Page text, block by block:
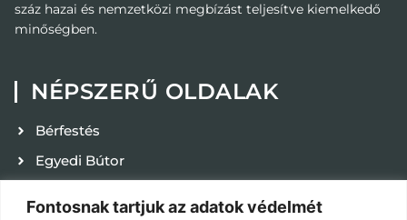
Fontosnak tartjuk az adatok védelmét
száz hazai és nemzetközi megbízást teljesítve kiemelkedő
minőségben.
NÉPSZERŰ OLDALAK
Bérfestés
Egyedi Bútor